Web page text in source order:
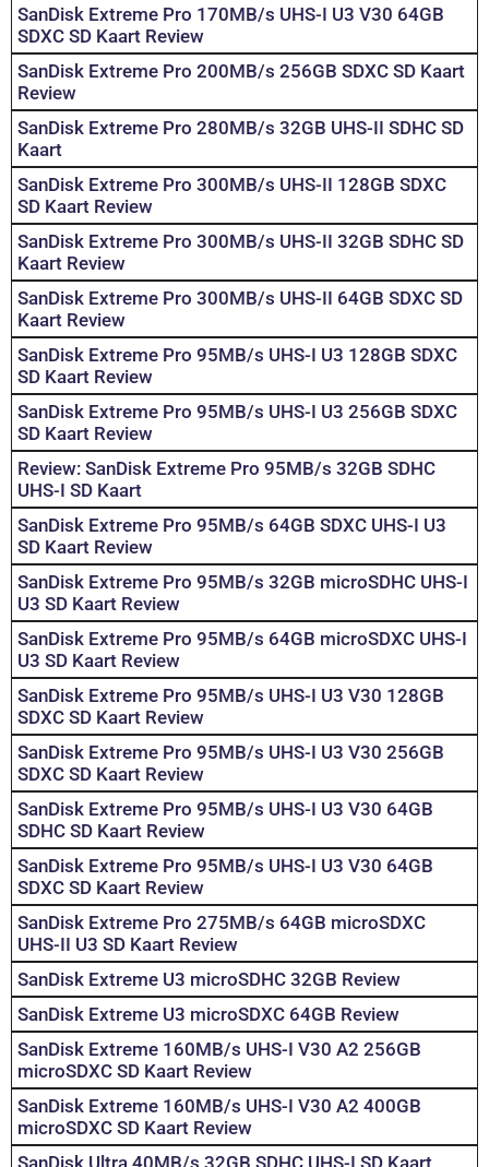
SanDisk Extreme Pro 170MB/s UHS-I U3 V30 64GB
SDXC SD Kaart Review
SanDisk Extreme Pro 200MB/s 256GB SDXC SD Kaart
Review
SanDisk Extreme Pro 280MB/s 32GB UHS-II SDHC SD
Kaart
SanDisk Extreme Pro 300MB/s UHS-II 128GB SDXC
SD Kaart Review
SanDisk Extreme Pro 300MB/s UHS-II 32GB SDHC SD
Kaart Review
SanDisk Extreme Pro 300MB/s UHS-II 64GB SDXC SD
Kaart Review
SanDisk Extreme Pro 95MB/s UHS-I U3 128GB SDXC
SD Kaart Review
SanDisk Extreme Pro 95MB/s UHS-I U3 256GB SDXC
SD Kaart Review
Review: SanDisk Extreme Pro 95MB/s 32GB SDHC
UHS-I SD Kaart
SanDisk Extreme Pro 95MB/s 64GB SDXC UHS-I U3
SD Kaart Review
SanDisk Extreme Pro 95MB/s 32GB microSDHC UHS-I
U3 SD Kaart Review
SanDisk Extreme Pro 95MB/s 64GB microSDXC UHS-I
U3 SD Kaart Review
SanDisk Extreme Pro 95MB/s UHS-I U3 V30 128GB
SDXC SD Kaart Review
SanDisk Extreme Pro 95MB/s UHS-I U3 V30 256GB
SDXC SD Kaart Review
SanDisk Extreme Pro 95MB/s UHS-I U3 V30 64GB
SDHC SD Kaart Review
SanDisk Extreme Pro 95MB/s UHS-I U3 V30 64GB
SDXC SD Kaart Review
SanDisk Extreme Pro 275MB/s 64GB microSDXC
UHS-II U3 SD Kaart Review
SanDisk Extreme U3 microSDHC 32GB Review
SanDisk Extreme U3 microSDXC 64GB Review
SanDisk Extreme 160MB/s UHS-I V30 A2 256GB
microSDXC SD Kaart Review
SanDisk Extreme 160MB/s UHS-I V30 A2 400GB
microSDXC SD Kaart Review